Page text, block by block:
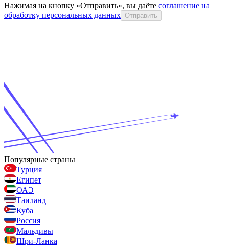
Нажимая на кнопку «Отправить», вы даёте соглашение на
обработку персональных данных Отправить
Популярные страны
Турция
Египет
ОАЭ
Таиланд
Куба
Россия
Мальдивы
Шри-Ланка